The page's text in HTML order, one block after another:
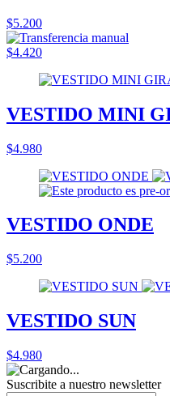
$5.200
$4.420
VESTIDO MINI
$4.980
VESTIDO ONDE
$5.200
VESTIDO SUN
$4.980
Suscribite a nuestro newsletter